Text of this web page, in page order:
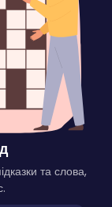
та слова,